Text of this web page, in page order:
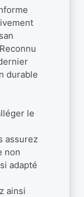
durable
le
assurez
non
adapté
ainsi